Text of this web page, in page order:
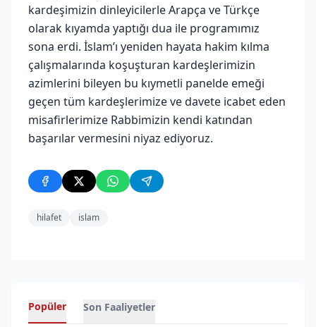
kardeşimizin dinleyicilerle Arapça ve Türkçe
olarak kıyamda yaptığı dua ile programımız
sona erdi. İslam’ı yeniden hayata hakim kılma
çalışmalarında koşuşturan kardeşlerimizin
azimlerini bileyen bu kıymetli panelde emeği
geçen tüm kardeşlerimize ve davete icabet eden
misafirlerimize Rabbimizin kendi katından
başarılar vermesini niyaz ediyoruz.
hilafet islam
Popüler Son Faaliyetler